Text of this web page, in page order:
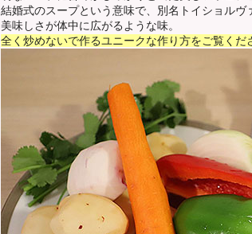
結婚式のスープという意味で、別名トイショル
美味しさが体中に広がるような味。
全く炒めないで作るユニークな作り方をご覧くだ